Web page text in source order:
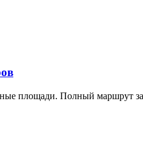
площади. Полный маршрут